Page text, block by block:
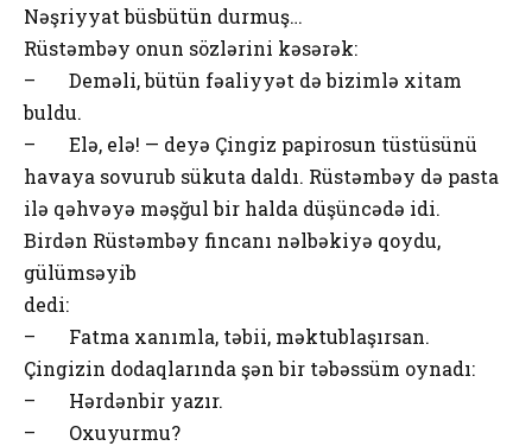
Nəşriyyat büsbütün durmuş…
Rüstəmbəy onun sözlərini kəsərək:
– Deməli, bütün fəaliyyət də bizimlə xitam
buldu.
– Elə, elə! — deyə Çingiz papirosun tüstüsünü
havaya sovurub sükuta daldı. Rüstəmbəy də pasta
ilə qəhvəyə məşğul bir halda düşüncədə idi.
Birdən Rüstəmbəy fincanı nəlbəkiyə qoydu,
gülümsəyib
dedi:
– Fatma xanımla, təbii, məktublaşırsan.
Çingizin dodaqlarında şən bir təbəssüm oynadı:
– Hərdənbir yazır.
– Oxuyurmu?